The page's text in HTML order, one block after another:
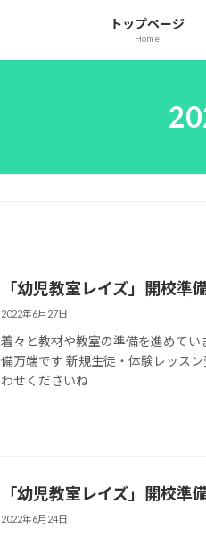
トップページ
Home
「幼児教室レイズ」開校準
2022年6月27日
着々と教材や教室の準備を進めて
備万端です 新規生徒・体験レッス
わせくださいね
「幼児教室レイズ」開校準
2022年6月24日